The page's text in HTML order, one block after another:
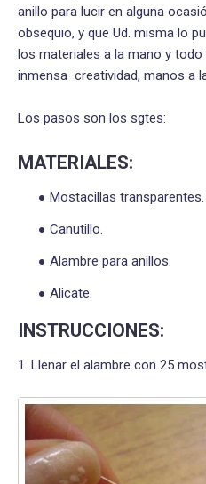
anillo para lucir en alguna
obsequio, y que Ud. misma lo
los materiales a la mano y
inmensa creatividad, manos a
Los pasos son los sgtes:
MATERIALES:
Mostacillas transparentes.
Canutillo.
Alambre para anillos.
Alicate.
INSTRUCCIONES:
1. Llenar el alambre con 25